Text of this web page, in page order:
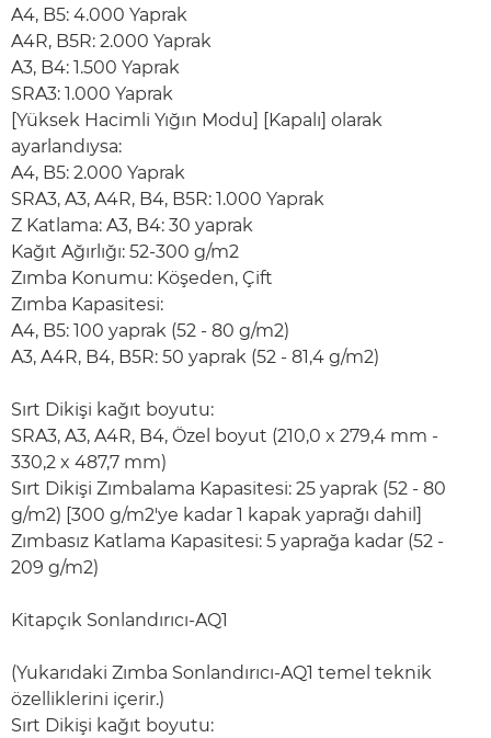
A4, B5: 4.000 Yaprak
A4R, B5R: 2.000 Yaprak
A3, B4: 1.500 Yaprak
SRA3: 1.000 Yaprak
[Yüksek Hacimli Yığın Modu] [Kapalı] olarak
ayarlandıysa:
A4, B5: 2.000 Yaprak
SRA3, A3, A4R, B4, B5R: 1.000 Yaprak
Z Katlama: A3, B4: 30 yaprak
Kağıt Ağırlığı: 52-300 g/m2
Zımba Konumu: Köşeden, Çift
Zımba Kapasitesi:
A4, B5: 100 yaprak (52 - 80 g/m2)
A3, A4R, B4, B5R: 50 yaprak (52 - 81,4 g/m2)
Sırt Dikişi kağıt boyutu:
SRA3, A3, A4R, B4, Özel boyut (210,0 x 279,4 mm -
330,2 x 487,7 mm)
Sırt Dikişi Zımbalama Kapasitesi: 25 yaprak (52 - 80
g/m2) [300 g/m2'ye kadar 1 kapak yaprağı dahil]
Zımbasız Katlama Kapasitesi: 5 yaprağa kadar (52 -
209 g/m2)
Kitapçık Sonlandırıcı-AQ1
(Yukarıdaki Zımba Sonlandırıcı-AQ1 temel teknik
özelliklerini içerir.)
Sırt Dikişi kağıt boyutu: